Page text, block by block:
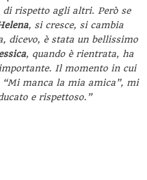
di rispetto agli altri. Però se
, si cresce, si cambia
dicevo, è stata un bellissimo
, quando è rientrata, ha
Il momento in cui
manca la mia amica”, mi
e rispettoso.”